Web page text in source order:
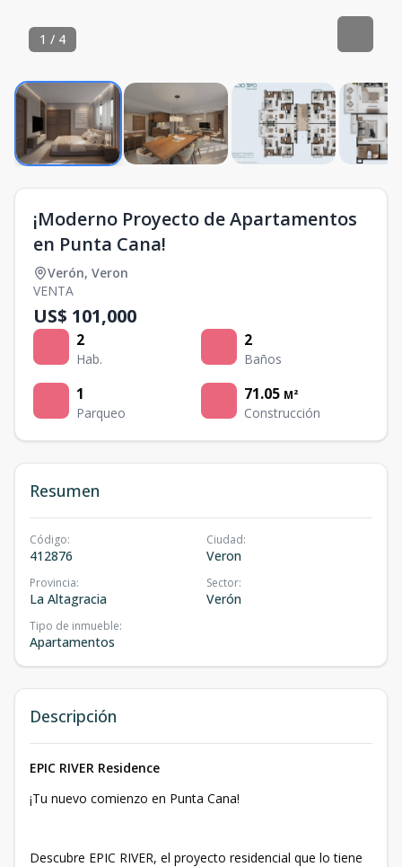
1 / 4
¡Moderno Proyecto de Apartamentos
en Punta Cana!
Verón, Veron
VENTA
US$ 101,000
2
Hab.
2
Baños
1
Parqueo
71.05 M²
Construcción
Resumen
Código:
412876
Ciudad:
Veron
Provincia:
La Altagracia
Sector:
Verón
Tipo de inmueble:
Apartamentos
Descripción
EPIC RIVER Residence
¡Tu nuevo comienzo en Punta Cana!
Descubre EPIC RIVER, el proyecto residencial que lo tiene